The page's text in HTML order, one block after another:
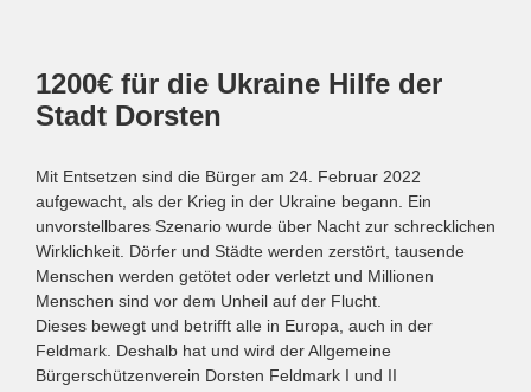
1200€ für die Ukraine Hilfe der
Stadt Dorsten
Mit Entsetzen sind die Bürger am 24. Februar 2022
aufgewacht, als der Krieg in der Ukraine begann. Ein
unvorstellbares Szenario wurde über Nacht zur schrecklichen
Wirklichkeit. Dörfer und Städte werden zerstört, tausende
Menschen werden getötet oder verletzt und Millionen
Menschen sind vor dem Unheil auf der Flucht.
Dieses bewegt und betrifft alle in Europa, auch in der
Feldmark. Deshalb hat und wird der Allgemeine
Bürgerschützenverein Dorsten Feldmark I und II